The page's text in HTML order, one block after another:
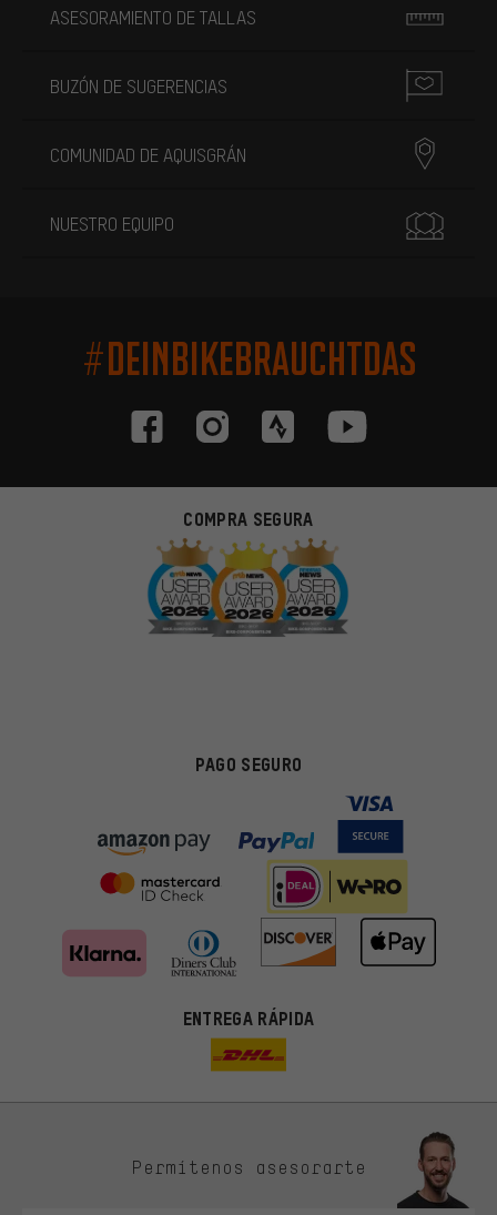
ASESORAMIENTO DE TALLAS
BUZÓN DE SUGERENCIAS
COMUNIDAD DE AQUISGRÁN
NUESTRO EQUIPO
#DEINBIKEBRAUCHTDAS
COMPRA SEGURA
PAGO SEGURO
ENTREGA RÁPIDA
Permítenos asesorarte